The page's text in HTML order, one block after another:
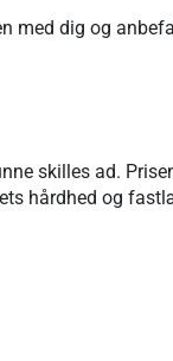
med dig og
skilles ad.
hårdhed og